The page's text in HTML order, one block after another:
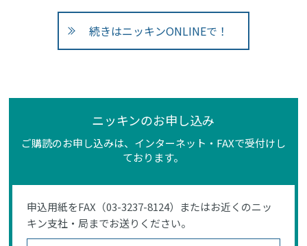
続きはニッキンONLINEで！
ニッキンのお申し込み
ご購読のお申し込みは、インターネット・FAXで受付けし
ております。
申込用紙をFAX（03-3237-8124）またはお近くのニッ
キン支社・局までお送りください。